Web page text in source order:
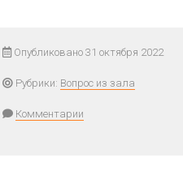
Опубликовано 31 октября 2022
Рубрики: Вопрос из зала
Комментарии